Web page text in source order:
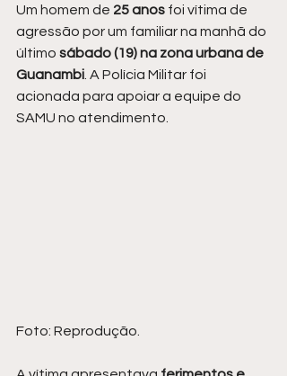
Um homem de 25 anos foi vítima de
agressão por um familiar na manhã do
último sábado (19) na zona urbana de
Guanambi . A Polícia Militar foi
acionada para apoiar a equipe do
SAMU no atendimento.
Foto: Reprodução.